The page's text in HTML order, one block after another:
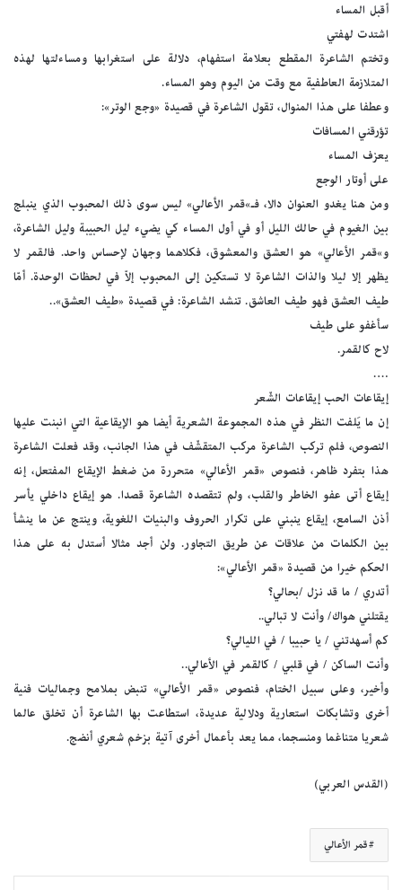
أقبل المساء
اشتدت لهفتي
وتختم الشاعرة المقطع بعلامة استفهام، دلالة على استغرابها ومساءلتها لهذه
المتلازمة العاطفية مع وقت من اليوم وهو المساء.
وعطفا على هذا المنوال، تقول الشاعرة في قصيدة «وجع الوتر»:
تؤرقني المسافات
يعزف المساء
على أوتار الوجع
ومن هنا يغدو العنوان دالا، فـ»قمر الأعالي» ليس سوى ذلك المحبوب الذي ينبلج
بين الغيوم في حالك الليل أو في أول المساء كي يضيء ليل الحبيبة وليل الشاعرة،
و»قمر الأعالي» هو العشق والمعشوق، فكلاهما وجهان لإحساس واحد. فالقمر لا
يظهر إلا ليلا والذات الشاعرة لا تستكين إلى المحبوب إلاّ في لحظات الوحدة. أمّا
طيف العشق فهو طيف العاشق. تنشد الشاعرة: في قصيدة «طيف العشق»..
سأغفو على طيف
لاح كالقمر.
….
إيقاعات الحب إيقاعات الشّعر
إن ما يَلفت النظر في هذه المجموعة الشعرية أيضا هو الإيقاعية التي انبنت عليها
النصوص، فلم تركب الشاعرة مركب المتقشّف في هذا الجانب، وقد فعلت الشاعرة
هذا بتفرد ظاهر، فنصوص «قمر الأعالي» متحررة من ضغط الإيقاع المفتعل، إنه
إيقاع أتى عفو الخاطر والقلب، ولم تتقصده الشاعرة قصدا. هو إيقاع داخلي يأسر
أذن السامع، إيقاع ينبني على تكرار الحروف والبنيات اللغوية، وينتج عن ما ينشأ
بين الكلمات من علاقات عن طريق التجاور. ولن أجد مثالا أستدل به على هذا
الحكم خيرا من قصيدة «قمر الأعالي»:
أتدري / ما قد نزل /بحالي؟
يقتلني هواك/ وأنت لا تبالي..
كم أسهدتني / يا حبيبا / في الليالي؟
وأنت الساكن / في قلبي / كالقمر في الأعالي..
وأخير، وعلى سبيل الختام، فنصوص «قمر الأعالي» تنبض بملامح وجماليات فنية
أخرى وتشابكات استعارية ودلالية عديدة، استطاعت بها الشاعرة أن تخلق عالما
شعريا متناغما ومنسجما، مما يعد بأعمال أخرى آتية بزخم شعري أنضج.
(القدس العربي)
قمر الأعالي